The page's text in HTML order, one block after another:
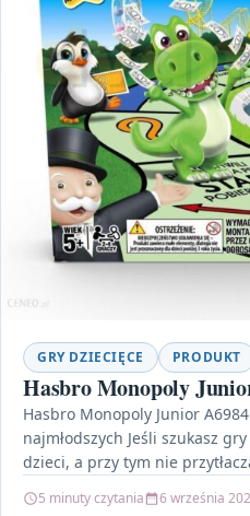
GRY DZIECIĘCE PRODUKT
Hasbro Monopoly
Hasbro Monopoly Junior
najmłodszych Jeśli szukasz
dzieci, a przy tym nie
5 minuty czytania 6 września